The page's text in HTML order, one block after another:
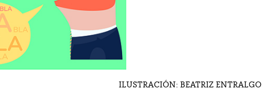
ILUSTRACIÓN: BEATRIZ ENTRALGO